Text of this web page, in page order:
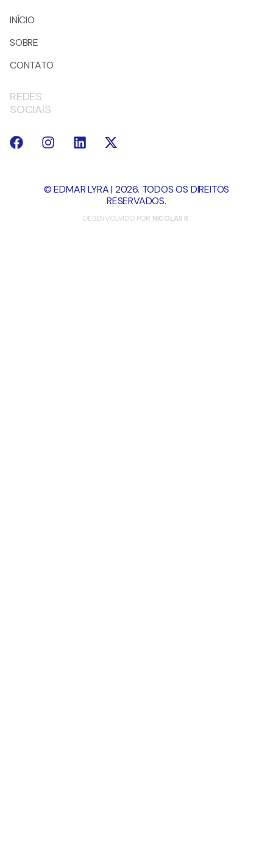
INÍCIO
SOBRE
CONTATO
REDES
SOCIAIS
© EDMAR LYRA | 2026. TODOS OS DIREITOS
RESERVADOS.
DESENVOLVIDO POR NICOLAS R.